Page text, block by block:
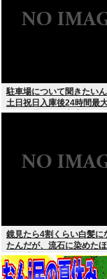
駐車場について聞きたい
土日祝日入庫後24時間最
って日曜いれて出庫日が
鏡見たら4割くらい白髪に
たんだが、流石に染めた
の ？半分おじいちゃんで
したわ